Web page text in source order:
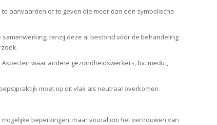
aanvaarden of te geven die meer dan een symbolische
tenzij deze al bestond vóór de behandeling
waar andere gezondheidswerkers, bv. medici,
moet op dit vlak als neutraal overkomen.
beperkingen, maar vooral om het vertrouwen van